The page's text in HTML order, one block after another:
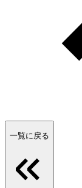
一覧に戻る